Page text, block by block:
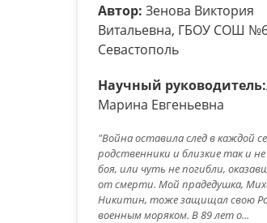
Автор: Зенова Виктория
Витальевна, ГБОУ СОШ
Севастополь
Научный руководитель:
Марина Евгеньевна
"Война оставила след в каждой
родственники и близкие так и не
боя, или чуть не погибли,
от смерти. Мой прадедушка,
Никитин, тоже защищал свою
военным моряком. В 89 лет о...